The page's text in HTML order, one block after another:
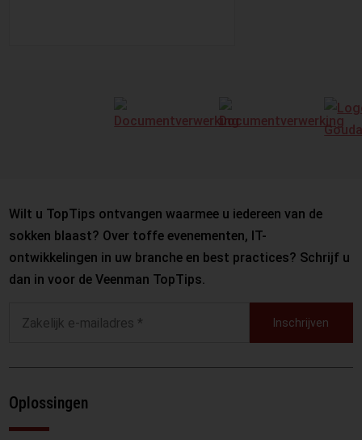
Wilt u TopTips ontvangen waarmee u iedereen van de
sokken blaast? Over toffe evenementen, IT-
ontwikkelingen in uw branche en best practices? Schrijf u
dan in voor de Veenman TopTips.
Inschrijven
Oplossingen